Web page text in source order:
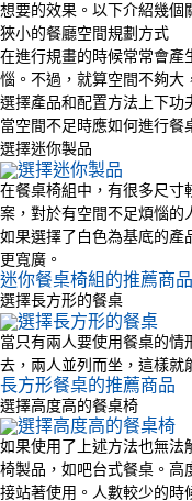
想要的效果。以下介紹幾個
狹小的餐廳空間規劃方式
在進行規畫的時候常常會產
惱。不過，就算空間不夠大
選擇產品和配置方法上下功
當空間不足時應如何進行餐
選擇迷你製品
在餐桌椅組中，有很多尺寸
案，對於有空間不足煩惱的
如果選擇了白色為基底的產
更寬廣。
迷你餐桌椅組的推薦商品
選擇長方形的餐桌
當只有兩人要使用餐桌的
去，兩人並列而坐，這樣就
長方形餐桌的推薦商品
選擇高度高的餐桌椅
如果使用了上述方法也無法
椅製品，如吧台式餐桌。高
接站著使用。人數較少的時